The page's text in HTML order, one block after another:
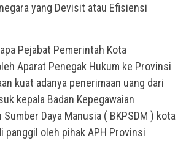
yang Devisit atau Efisiensi
Pejabat Pemerintah Kota
Aparat Penegak Hukum ke Provinsi
kuat adanya penerimaan uang dari
kepala Badan Kepegawaian
Daya Manusia ( BKPSDM ) kota
panggil oleh pihak APH Provinsi